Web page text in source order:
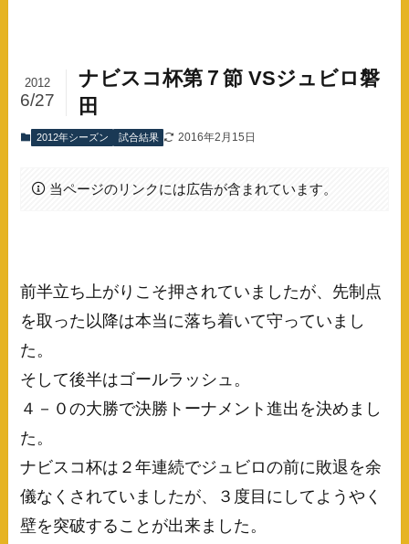
ナビスコ杯第７節 VSジュビロ磐
田
2012
6/27
2012年シーズン 試合結果 2016年2月15日
当ページのリンクには広告が含まれています。
前半立ち上がりこそ押されていましたが、先制点
を取った以降は本当に落ち着いて守っていまし
た。
そして後半はゴールラッシュ。
４－０の大勝で決勝トーナメント進出を決めまし
た。
ナビスコ杯は２年連続でジュビロの前に敗退を余
儀なくされていましたが、３度目にしてようやく
壁を突破することが出来ました。